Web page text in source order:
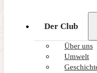
Der Club
Über uns
Umwelt